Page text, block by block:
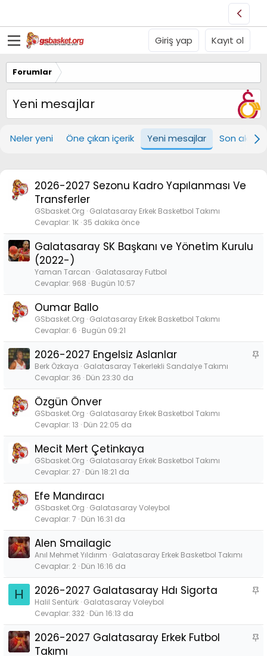
Giriş yap Kayıt ol
Forumlar
Yeni mesajlar
Neler yeni Öne çıkan içerik Yeni mesajlar Son
2026-2027 Sezonu Kadro Yapılanması Ve
Transferler
GSbasket.Org Galatasaray Erkek Basketbol Takımı
Cevaplar 1K 35 dakika önce
Galatasaray SK Başkanı ve Yönetim Kurulu
(2022-)
Yaman Tarcan Galatasaray Futbol
Cevaplar 968 Bugün 10:57
Oumar Ballo
GSbasket.Org Galatasaray Erkek Basketbol Takımı
Cevaplar 6 Bugün 09:21
S
i
2026-2027 Engelsiz Aslanlar
Berk Özkaya Galatasaray Tekerlekli Sandalye Takımı
Cevaplar 36 Dün 23:30 da
Özgün Önver
GSbasket.Org Galatasaray Erkek Basketbol Takımı
Cevaplar 13 Dün 22:05 da
Mecit Mert Çetinkaya
GSbasket.Org Galatasaray Erkek Basketbol Takımı
Cevaplar 27 Dün 18:21 da
Efe Mandıracı
GSbasket.Org Galatasaray Voleybol
Cevaplar 7 Dün 16:31 da
Alen Smailagic
Anıl Mehmet Yıldırım Galatasaray Erkek Basketbol Takımı
Cevaplar 2 Dün 16:16 da
H
S
i
t
2026-2027 Galatasaray Hdı Sigorta
Halil Sentürk Galatasaray Voleybol
Cevaplar 332 Dün 16:13 da
S
2026-2027 Galatasaray Erkek Futbol
Takımı